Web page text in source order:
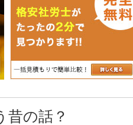
昔の話？